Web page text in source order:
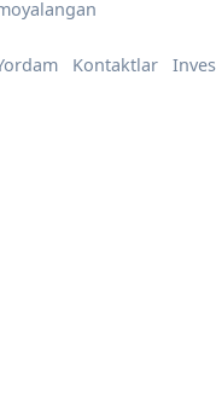
Kontaktlar